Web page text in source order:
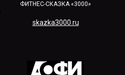
ФИТНЕС-СКАЗКА «3000»
skazka3000.ru